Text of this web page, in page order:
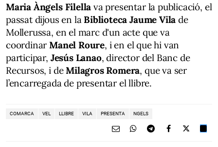
Maria Àngels Filella va presentar la publicació, el
passat dijous en la Biblioteca Jaume Vila de
Mollerussa, en el marc d'un acte que va
coordinar Manel Roure, i en el que hi van
participar, Jesús Lanao, director del Banc de
Recursos, i de Milagros Romera, que va ser
l’encarregada de presentar el llibre.
COMARCA VEL LLIBRE VILA PRESENTA NGELS